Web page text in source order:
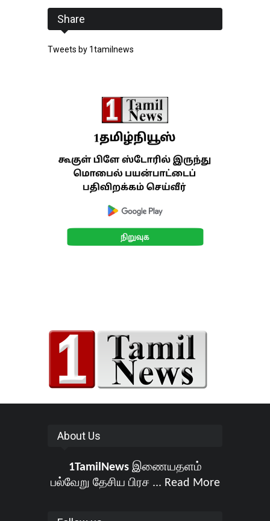
Share
Tweets by 1tamilnews
About Us
1TamilNewsஇணையதளம்
பல்வேறு தேசிய பிரச ... Read More